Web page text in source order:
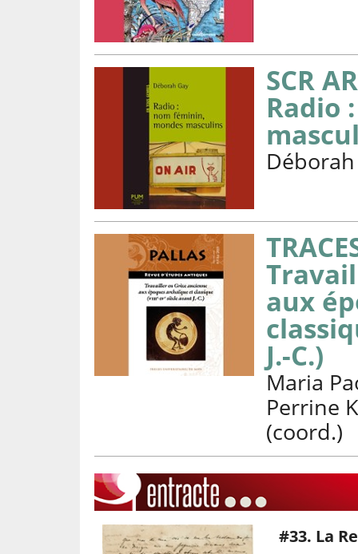
SCR
Radio
Déborah
aux
J.-C.)
Maria
Perrine
(coord.)
#33. La